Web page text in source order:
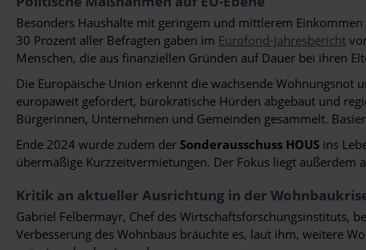
Besonders Haushalte mit geringem und mittlerem
30 Prozent aller Befragten gaben im Eurofond-Jahresbericht
Menschen, die aus finanziellen Gründen auf Dauer bei ihren
Die Europäische Union erkennt die wachsende
europaweit gefördert, bürokratische Hürden abgebaut und
Bürgerinnen, Unternehmen und Gemeinden gesammelt.
Ende 2024 wurde zudem der Sonderausschuss HOUS ins
übermäßige Kurzzeitvermietungen. Der Fokus liegt
Kritik an aktueller Ausrichtung in der
Gabriel Felbermayr, Chef des Wirtschaftsforschungsinstituts,
Verbesserung des Wohnbaus bräuchte es, laut ihm, weitere